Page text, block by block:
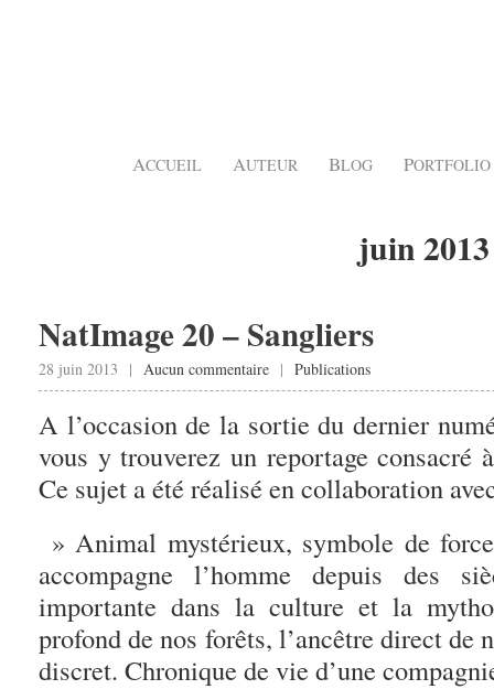
ACCUEIL AUTEUR BLOG PORTFOLIO
juin 2013
NatImage 20 – Sangliers
28 juin 2013 | Aucun commentaire | Publications
A l’occasion de la sortie du dernier
vous y trouverez un reportage consacré
Ce sujet a été réalisé en collaboration
» Animal mystérieux, symbole de
accompagne l’homme depuis des
importante dans la culture et la
profond de nos forêts, l’ancêtre direct de
discret. Chronique de vie d’une